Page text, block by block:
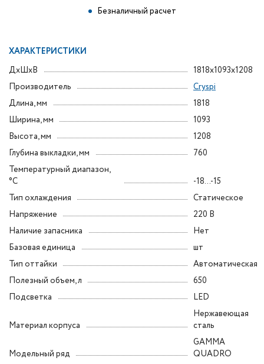
Безналичный расчет
ХАРАКТЕРИСТИКИ
ДxШxВ
1818x1093x1208
Производитель
Cryspi
Длина, мм
1818
Ширина, мм
1093
Высота, мм
1208
Глубина выкладки, мм
760
Температурный диапазон,
°C
-18...-15
Тип охлаждения
Статическое
Напряжение
220 В
Наличие запасника
Нет
Базовая единица
шт
Тип оттайки
Автоматическая
Полезный объем, л
650
Подсветка
LED
Материал корпуса
Нержавеющая
сталь
Модельный ряд
GAMMA
QUADRO